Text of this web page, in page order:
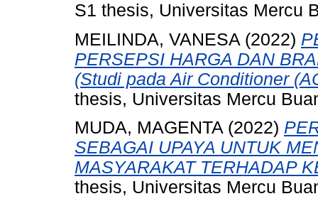
S1 thesis, Universitas Mercu
MEILINDA, VANESA (2022)
PERSEPSI HARGA DAN
(Studi pada Air Conditioner
thesis, Universitas Mercu
MUDA, MAGENTA (2022)
SEBAGAI UPAYA UNTUK
MASYARAKAT TERHADAP
thesis, Universitas Mercu